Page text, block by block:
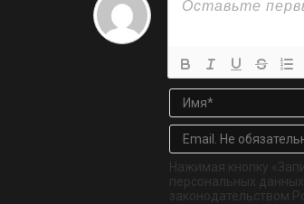
Нажимая кнопку
персональных данных
законодательством